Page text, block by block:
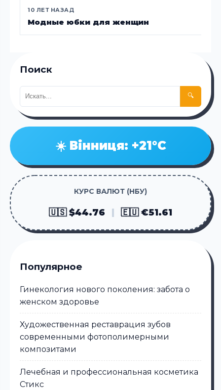
10 ЛЕТ НАЗАД
Модные юбки для женщин
Поиск
🔍
☀️ Вінниця: +21°C
КУРС ВАЛЮТ (НБУ)
🇺🇸 $44.76 🇪🇺 €51.61
Популярное
Гинекология нового поколения: забота о
женском здоровье
Художественная реставрация зубов
современными фотополимерными
композитами
Лечебная и профессиональная косметика
Стикс